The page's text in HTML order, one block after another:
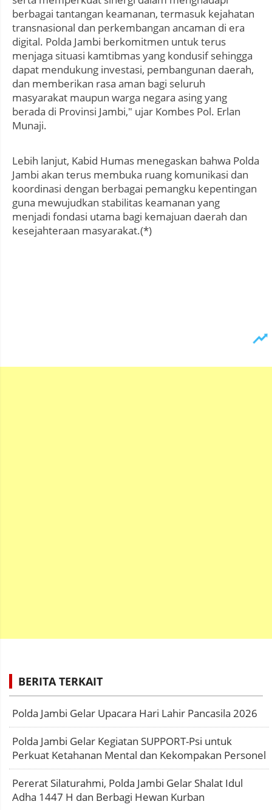
berbagai tantangan keamanan, termasuk kejahatan
transnasional dan perkembangan ancaman di era
digital. Polda Jambi berkomitmen untuk terus
menjaga situasi kamtibmas yang kondusif sehingga
dapat mendukung investasi, pembangunan daerah,
dan memberikan rasa aman bagi seluruh
masyarakat maupun warga negara asing yang
berada di Provinsi Jambi," ujar Kombes Pol. Erlan
Munaji.
Lebih lanjut, Kabid Humas menegaskan bahwa Polda
Jambi akan terus membuka ruang komunikasi dan
koordinasi dengan berbagai pemangku kepentingan
guna mewujudkan stabilitas keamanan yang
menjadi fondasi utama bagi kemajuan daerah dan
kesejahteraan masyarakat.(*)
BERITA TERKAIT
Polda Jambi Gelar Upacara Hari Lahir Pancasila 2026
Polda Jambi Gelar Kegiatan SUPPORT-Psi untuk
Perkuat Ketahanan Mental dan Kekompakan Personel
Pererat Silaturahmi, Polda Jambi Gelar Shalat Idul
Adha 1447 H dan Berbagi Hewan Kurban